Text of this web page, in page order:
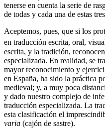
tenerse en cuenta la serie de
de todas y cada una de estas
Aceptemos, pues, que si los
en traducción escrita, oral,
escrita, y la tradición,
especializada. En realidad, se
mayor reconocimiento y
en España, ha sido la práctica
medieval; y, a muy poca
y dado nuestro complejo de
traducción especializada. La
esta clasificación el
varia (cajón de sastre).